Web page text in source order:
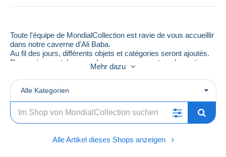
Toute l'équipe de MondialCollection est ravie de vous accueillir
dans notre caverne d'Ali Baba.
Au fil des jours, différents objets et catégories seront ajoutés.
Des cartes postales aux chromos en passant par les actions ,
billets , factures , miniatures et encore bien d'autres merveilles
vous attendent...
A très vite, l'équipe de MondialCollection
NB Il peut arriver qu'il manque un angle sur le visuel des
objets mais c'est un défaut du scanner lors de la
numérisation.
Mehr dazu
Alle Kategorien
Alle Artikel dieses Shops anzeigen